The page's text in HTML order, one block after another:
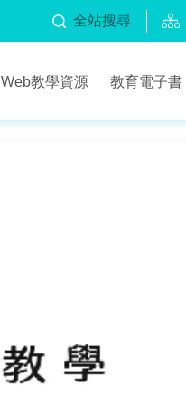
全站搜尋
Web教學資源 教育電子書